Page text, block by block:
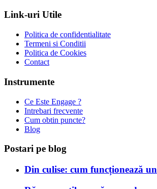
Link-uri Utile
Politica de confidentialitate
Termeni si Conditii
Politica de Cookies
Contact
Instrumente
Ce Este Engage ?
Intrebari frecvente
Cum obtin puncte?
Blog
Postari pe blog
Din culise: cum funcționează un